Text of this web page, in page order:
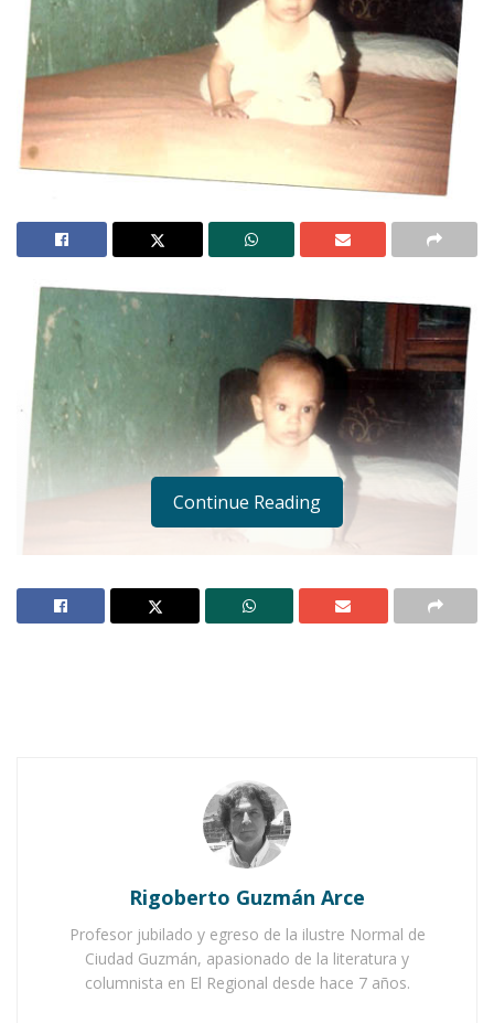
Ahuacatlán celebrá el día de Reyes con rosca y
Buena tarde taurina en Ahuacatlán
Cruzamos la amplitud de la plaza arbolada
Continue Reading
Rigoberto Guzmán Arce
Profesor jubilado y egreso de la ilustre Normal de
Ciudad Guzmán, apasionado de la literatura y
columnista en El Regional desde hace 7 años.